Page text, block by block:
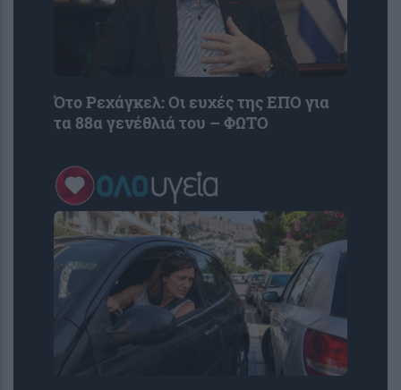
Ότο Ρεχάγκελ: Οι ευχές της EΠΟ για
τα 88α γενέθλιά του – ΦΩΤΟ